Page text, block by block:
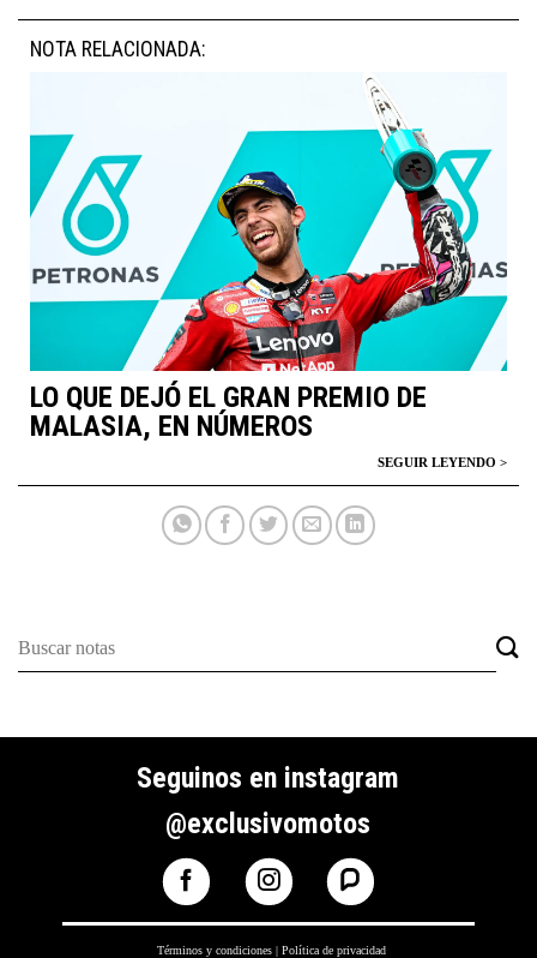
NOTA RELACIONADA:
LO QUE DEJÓ EL GRAN PREMIO DE
MALASIA, EN NÚMEROS
Seguinos en instagram
@exclusivomotos
Términos y condiciones |Política de privacidad